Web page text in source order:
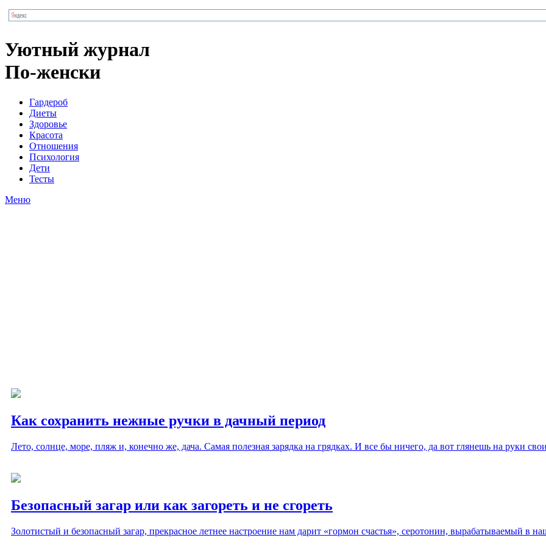
Уютный журнал
По-женски
Гардероб
Диеты
Здоровье
Красота
Отношения
Психология
Дети
Тесты
Меню
Как сохранить нежные ручки в дачный период
Лето, солнце, море, пляж и, конечно же, дача. Самая полезная зарядка на грядках. И все бы ничего, да вот глянешь на руки
Безопасный загар или как загореть и не сгореть
Золотистый и безопасный загар, прекрасное летнее настроение нам дарит «гормон счастья», серотонин, вырабатываемый в